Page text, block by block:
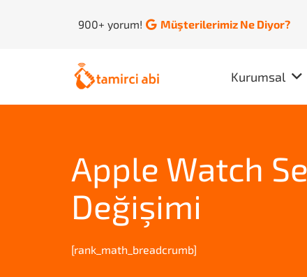
900+ yorum! Müşterilerimiz Ne Diyor?
Kurumsal
Apple Watch
Değişimi
[rank_math_breadcrumb]